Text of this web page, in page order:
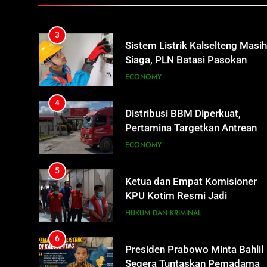
3
Siaga, PLN Batasi Pasokan
Selama 7 Hari
4
Pertamina Targetkan Antrean di
SPBU Sampit Segera Terurai
5
KPU Kotim Resmi Jadi
Tersangka Dugaan Korupsi
Dana Hibah Pilkada Rp40 Miliar
6
Segera Tuntaskan Pemadaman